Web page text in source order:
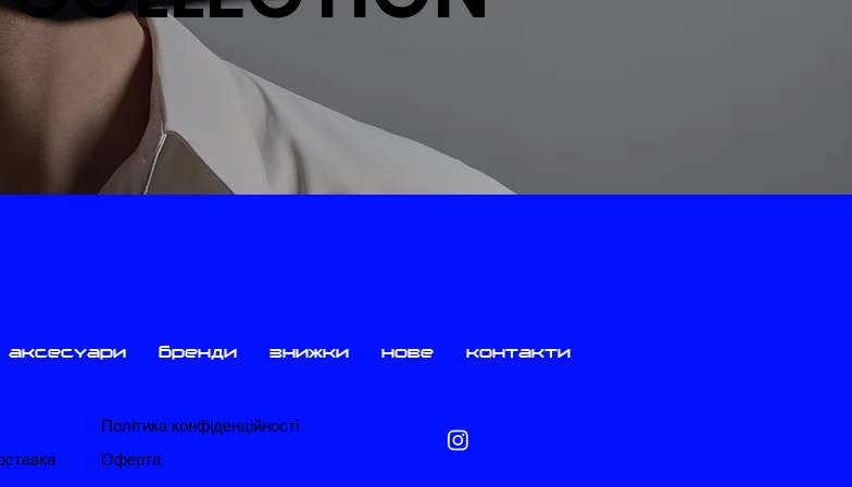
аксесуари бренди знижки нове контакти
​Оферта
Політика конфіденційності